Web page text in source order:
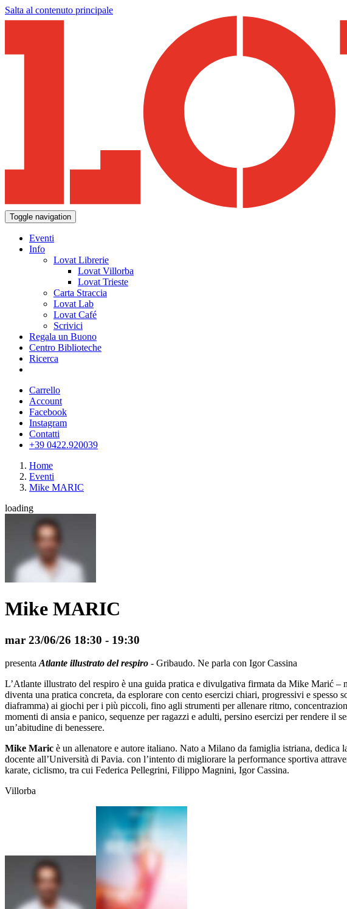
Salta al contenuto principale
Toggle navigation
Eventi
Info
Lovat Librerie
Lovat Villorba
Lovat Trieste
Carta Straccia
Lovat Lab
Lovat Café
Scrivici
Regala un Buono
Centro Biblioteche
Ricerca
Carrello
Account
Facebook
Instagram
Contatti
+39 0422.920039
Home
Eventi
Mike MARIC
loading
Mike MARIC
mar 23/06/26 18:30 - 19:30
presenta Atlante illustrato del respiro - Gribaudo. Ne parla con Igor Cassina
L’Atlante illustrato del respiro è una guida pratica e divulgativa firmata da Mike Marić –
diventa una pratica concreta, da esplorare con cento esercizi chiari, progressivi e
diaframma) ai giochi per i più piccoli, fino agli strumenti per allenare ritmo,
momenti di ansia e panico, sequenze per ragazzi e adulti, persino esercizi per rendere il
un’abitudine di benessere.
Mike Maric è un allenatore e autore italiano. Nato a Milano da famiglia istriana, dedica
docente all’Università di Pavia. con l’intento di migliorare la performance sportiva
karate, ciclismo, tra cui Federica Pellegrini, Filippo Magnini, Igor Cassina.
Villorba